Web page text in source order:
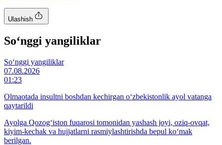
Ulashish
So‘nggi yangiliklar
So‘nggi yangiliklar
07.08.2026
01:23
Olmaotada insultni boshdan kechirgan o‘zbekistonlik ayol vatanga
qaytarildi
Ayolga Qozog‘iston fuqarosi tomonidan yashash joyi, oziq-ovqat,
kiyim-kechak va hujjatlarni rasmiylashtirishda bepul ko‘mak
berilgan.